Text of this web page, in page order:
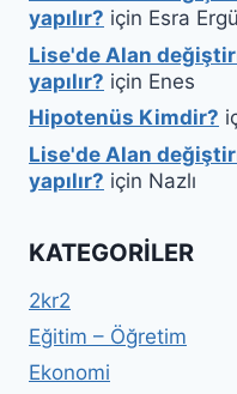
yapılır? için Esra
Lise'de Alan
yapılır? için Enes
Hipotenüs Kimdir?
Lise'de Alan
yapılır? için Nazlı
KATEGORILER
2kr2
Eğitim – Öğretim
Ekonomi